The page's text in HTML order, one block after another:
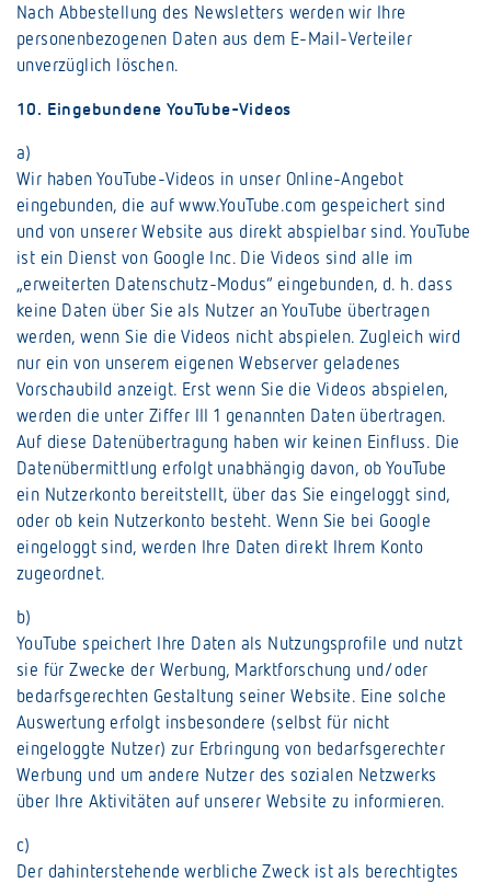
Nach Abbestellung des Newsletters werden wir Ihre
personenbezogenen Daten aus dem E-Mail-Verteiler
unverzüglich löschen.
10. Eingebundene YouTube-Videos
a)
Wir haben YouTube-Videos in unser Online-Angebot
eingebunden, die auf www.YouTube.com gespeichert sind
und von unserer Website aus direkt abspielbar sind. YouTube
ist ein Dienst von Google Inc. Die Videos sind alle im
„erweiterten Datenschutz-Modus“ eingebunden, d. h. dass
keine Daten über Sie als Nutzer an YouTube übertragen
werden, wenn Sie die Videos nicht abspielen. Zugleich wird
nur ein von unserem eigenen Webserver geladenes
Vorschaubild anzeigt. Erst wenn Sie die Videos abspielen,
werden die unter Ziffer III 1 genannten Daten übertragen.
Auf diese Datenübertragung haben wir keinen Einfluss. Die
Datenübermittlung erfolgt unabhängig davon, ob YouTube
ein Nutzerkonto bereitstellt, über das Sie eingeloggt sind,
oder ob kein Nutzerkonto besteht. Wenn Sie bei Google
eingeloggt sind, werden Ihre Daten direkt Ihrem Konto
zugeordnet.
b)
YouTube speichert Ihre Daten als Nutzungsprofile und nutzt
sie für Zwecke der Werbung, Marktforschung und/oder
bedarfsgerechten Gestaltung seiner Website. Eine solche
Auswertung erfolgt insbesondere (selbst für nicht
eingeloggte Nutzer) zur Erbringung von bedarfsgerechter
Werbung und um andere Nutzer des sozialen Netzwerks
über Ihre Aktivitäten auf unserer Website zu informieren.
c)
Der dahinterstehende werbliche Zweck ist als berechtigtes